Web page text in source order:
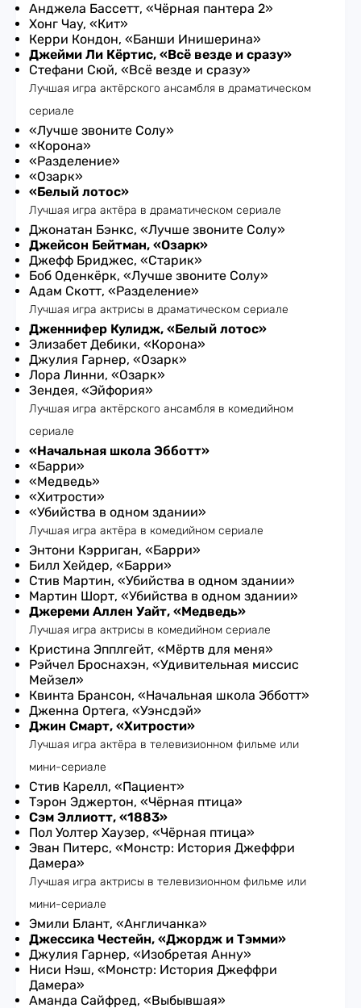
Анджела Бассетт, «Чёрная пантера 2»
Хонг Чау, «Кит»
Керри Кондон, «Банши Инишерина»
Джейми Ли Кёртис, «Всё везде и сразу»
Стефани Сюй, «Всё везде и сразу»
Лучшая игра актёрского ансамбля в драматическом
сериале
«Лучше звоните Солу»
«Корона»
«Разделение»
«Озарк»
«Белый лотос»
Лучшая игра актёра в драматическом сериале
Джонатан Бэнкс, «Лучше звоните Солу»
Джейсон Бейтман, «Озарк»
Джефф Бриджес, «Старик»
Боб Оденкёрк, «Лучше звоните Солу»
Адам Скотт, «Разделение»
Лучшая игра актрисы в драматическом сериале
Дженнифер Кулидж, «Белый лотос»
Элизабет Дебики, «Корона»
Джулия Гарнер, «Озарк»
Лора Линни, «Озарк»
Зендея, «Эйфория»
Лучшая игра актёрского ансамбля в комедийном
сериале
«Начальная школа Эбботт»
«Барри»
«Медведь»
«Хитрости»
«Убийства в одном здании»
Лучшая игра актёра в комедийном сериале
Энтони Кэрриган, «Барри»
Билл Хейдер, «Барри»
Стив Мартин, «Убийства в одном здании»
Мартин Шорт, «Убийства в одном здании»
Джереми Аллен Уайт, «Медведь»
Лучшая игра актрисы в комедийном сериале
Кристина Эпплгейт, «Мёртв для меня»
Рэйчел Броснахэн, «Удивительная миссис
Мейзел»
Квинта Брансон, «Начальная школа Эбботт»
Дженна Ортега, «Уэнсдэй»
Джин Смарт, «Хитрости»
Лучшая игра актёра в телевизионном фильме или
мини-сериале
Стив Карелл, «Пациент»
Тэрон Эджертон, «Чёрная птица»
Сэм Эллиотт, «1883»
Пол Уолтер Хаузер, «Чёрная птица»
Эван Питерс, «Монстр: История Джеффри
Дамера»
Лучшая игра актрисы в телевизионном фильме или
мини-сериале
Эмили Блант, «Англичанка»
Джессика Честейн, «Джордж и Тэмми»
Джулия Гарнер, «Изобретая Анну»
Ниси Нэш, «Монстр: История Джеффри
Дамера»
Аманда Сайфред, «Выбывшая»